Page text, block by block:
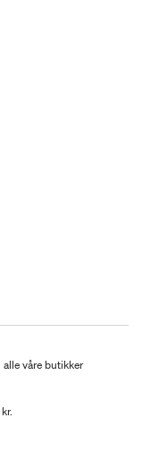
våre butikker